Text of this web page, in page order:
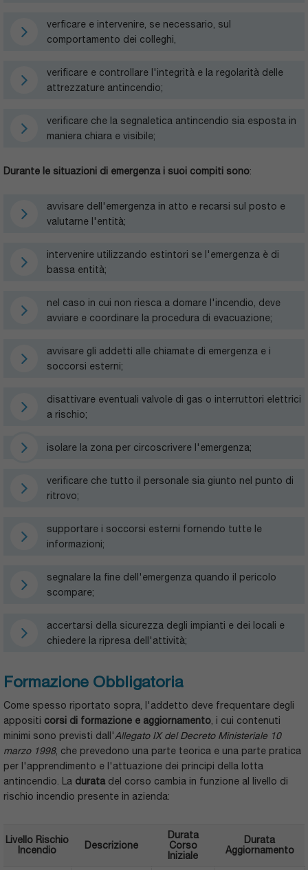
verficare e intervenire, se necessario, sul
comportamento dei colleghi,
verificare e controllare l'integrità e la regolarità delle
attrezzature antincendio;
verificare che la segnaletica antincendio sia esposta in
maniera chiara e visibile;
Durante le situazioni di emergenza i suoi compiti sono:
avvisare dell'emergenza in atto e recarsi sul posto e
valutarne l'entità;
intervenire utilizzando estintori se l'emergenza è di
bassa entità;
nel caso in cui non riesca a domare l'incendio, deve
avviare e coordinare la procedura di evacuazione;
avvisare gli addetti alle chiamate di emergenza e i
soccorsi esterni;
disattivare eventuali valvole di gas o interruttori elettrici
a rischio;
isolare la zona per circoscrivere l'emergenza;
verificare che tutto il personale sia giunto nel punto di
ritrovo;
supportare i soccorsi esterni fornendo tutte le
informazioni;
segnalare la fine dell'emergenza quando il pericolo
scompare;
accertarsi della sicurezza degli impianti e dei locali e
chiedere la ripresa dell'attività;
Formazione Obbligatoria
Come spesso riportato sopra, l'addetto deve frequentare degli
appositi corsi di formazione e aggiornamento , i cui contenuti
minimi sono previsti dall'Allegato IX del Decreto Ministeriale 10
marzo 1998, che prevedono una parte teorica e una parte pratica
per l'apprendimento e l'attuazione dei principi della lotta
antincendio. La duratadel corso cambia in funzione al livello di
rischio incendio presente in azienda:
Livello Rischio
Incendio
Descrizione
Durata
Corso
Iniziale
Durata
Aggiornamento